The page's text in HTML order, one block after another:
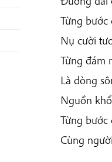
Từng bước
Nụ cười
Từng đám
Là dòng
Nguồn
Từng bước
Cùng